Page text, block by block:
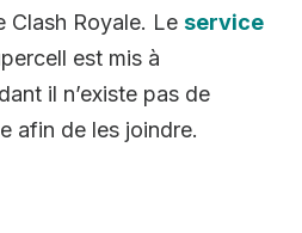
Clash Royale. Le service
est mis à
il n’existe pas de
afin de les joindre.